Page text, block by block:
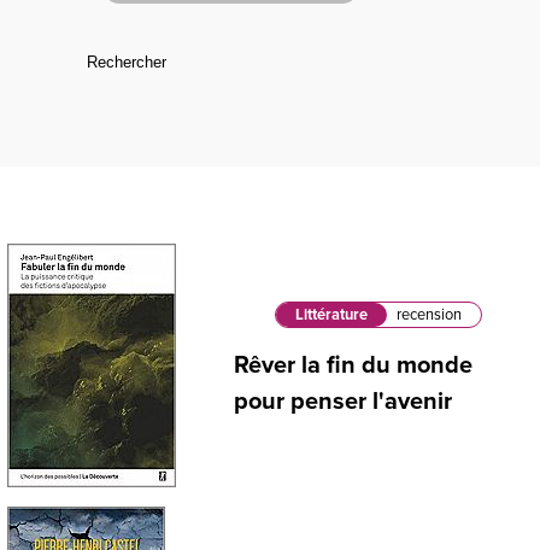
Littérature recension
Rêver la fin du monde
pour penser l'avenir